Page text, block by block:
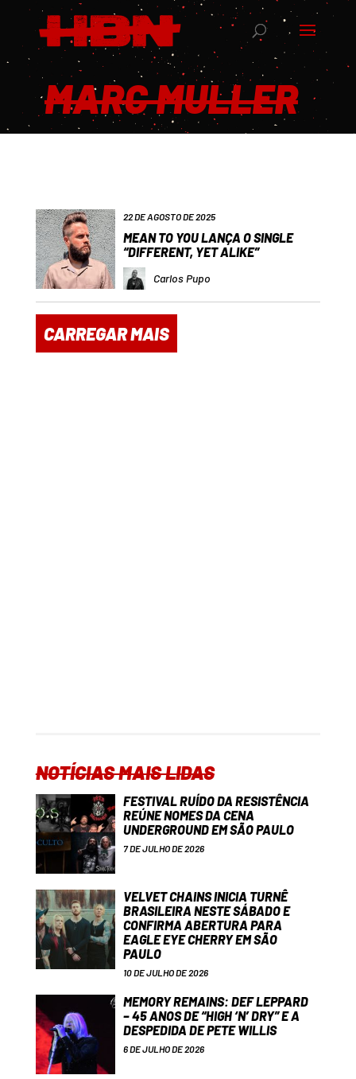
MARC MULLER
22 DE AGOSTO DE 2025
MEAN TO YOU LANÇA O SINGLE
“DIFFERENT, YET ALIKE”
Carlos Pupo
CARREGAR MAIS
NOTÍCIAS MAIS LIDAS
FESTIVAL RUÍDO DA RESISTÊNCIA
REÚNE NOMES DA CENA
UNDERGROUND EM SÃO PAULO
7 DE JULHO DE 2026
VELVET CHAINS INICIA TURNÊ
BRASILEIRA NESTE SÁBADO E
CONFIRMA ABERTURA PARA
EAGLE EYE CHERRY EM SÃO
PAULO
10 DE JULHO DE 2026
MEMORY REMAINS: DEF LEPPARD
– 45 ANOS DE “HIGH ‘N’ DRY” E A
DESPEDIDA DE PETE WILLIS
6 DE JULHO DE 2026